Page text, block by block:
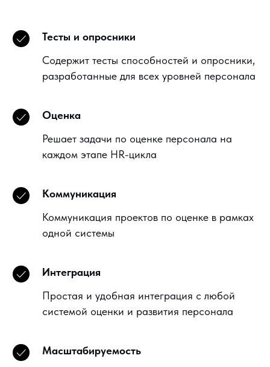
Тесты и опросники
Содержит тесты способностей и опросники,
разработанные для всех уровней персонала
Оценка
Решает задачи по оценке персонала на
каждом этапе HR-цикла
Коммуникация
Коммуникация проектов по оценке в рамках
одной системы
Интеграция
Простая и удобная интеграция с любой
системой оценки и развития персонала
Масштабируемость